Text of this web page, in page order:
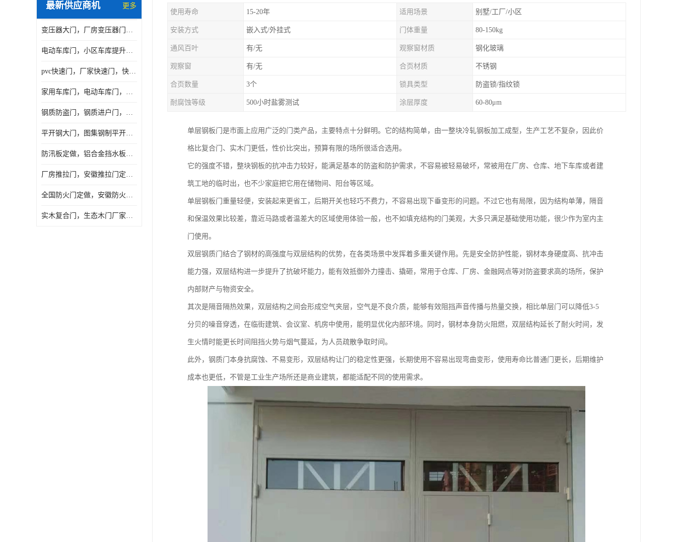
抗爆门
快速门
最新供应商机 更多
变压器大门，厂房变压器门，配电所钢大门，变压器室钢大门
电动车库门，小区车库提升门，安徽提升门厂家，工业滑升门
pvc快速门，厂家快速门，快速卷帘门，感应快速门
家用车库门，电动车库门，车库滑升门，车库门安装
钢质防盗门，钢质进户门，钢质非标门厂家
平开钢大门，图集钢制平开门，厂房平开大门
防汛板定做，铝合金挡水板门，地库挡水板
厂房推拉门，安徽推拉门定做，夹芯板平移大门
全国防火门定做，安徽防火门批发，防火门价格
实木复合门，生态木门厂家，免漆门定做，安徽木门厂家直销
使用寿命 15-20年 适用场景 别墅/工厂/小区
安装方式 嵌入式/外挂式 门体重量 80-150kg
通风百叶 有/无 观察窗材质 钢化玻璃
观察窗 有/无 合页材质 不锈钢
合页数量 3个 锁具类型 防盗锁/指纹锁
耐腐蚀等级 500小时盐雾测试 涂层厚度 60-80μm
单层钢板门是市面上应用广泛的门类产品，主要特点十分鲜明。它的结构简单，由一整块冷轧钢板加工成型，生产工艺不复杂，因此价
格比复合门、实木门更低，性价比突出，预算有限的场所很适合选用。
它的强度不错，整块钢板的抗冲击力较好，能满足基本的防盗和防护需求，不容易被轻易破坏，常被用在厂房、仓库、地下车库或者建
筑工地的临时出，也不少家庭把它用在储物间、阳台等区域。
单层钢板门重量轻便，安装起来更省工，后期开关也轻巧不费力，不容易出现下垂变形的问题。不过它也有局限，因为结构单薄，隔音
和保温效果比较差，靠近马路或者温差大的区域使用体验一般，也不如填充结构的门美观，大多只满足基础使用功能，很少作为室内主
门使用。
双层钢质门结合了钢材的高强度与双层结构的优势，在各类场景中发挥着多重关键作用。先是安全防护性能，钢材本身硬度高、抗冲击
能力强，双层结构进一步提升了抗破坏能力，能有效抵御外力撞击、撬砸，常用于仓库、厂房、金融网点等对防盗要求高的场所，保护
内部财产与物资安全。
其次是隔音隔热效果，双层结构之间会形成空气夹层，空气是不良介质，能够有效阻挡声音传播与热量交换，相比单层门可以降低3-5
分贝的噪音穿透，在临街建筑、会议室、机房中使用，能明显优化内部环境。同时，钢材本身防火阻燃，双层结构延长了耐火时间，发
生火情时能更长时间阻挡火势与烟气蔓延，为人员疏散争取时间。
此外，钢质门本身抗腐蚀、不易变形，双层结构让门的稳定性更强，长期使用不容易出现弯曲变形，使用寿命比普通门更长，后期维护
成本也更低，不管是工业生产场所还是商业建筑，都能适配不同的使用需求。